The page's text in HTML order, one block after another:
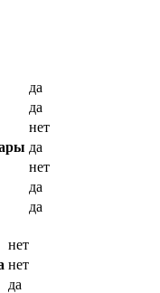
да
да
нет
да
нет
да
да
нет
нет
да